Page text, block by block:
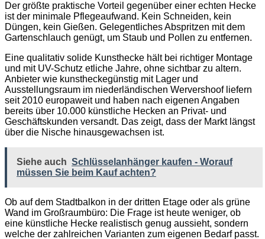
Der größte praktische Vorteil gegenüber einer echten Hecke
ist der minimale Pflegeaufwand. Kein Schneiden, kein
Düngen, kein Gießen. Gelegentliches Abspritzen mit dem
Gartenschlauch genügt, um Staub und Pollen zu entfernen.
Eine qualitativ solide Kunsthecke hält bei richtiger Montage
und mit UV-Schutz etliche Jahre, ohne sichtbar zu altern.
Anbieter wie kunstheckegünstig mit Lager und
Ausstellungsraum im niederländischen Wervershoof liefern
seit 2010 europaweit und haben nach eigenen Angaben
bereits über 10.000 künstliche Hecken an Privat- und
Geschäftskunden versandt. Das zeigt, dass der Markt längst
über die Nische hinausgewachsen ist.
Siehe auch Schlüsselanhänger kaufen - Worauf
müssen Sie beim Kauf achten?
Ob auf dem Stadtbalkon in der dritten Etage oder als grüne
Wand im Großraumbüro: Die Frage ist heute weniger, ob
eine künstliche Hecke realistisch genug aussieht, sondern
welche der zahlreichen Varianten zum eigenen Bedarf passt.